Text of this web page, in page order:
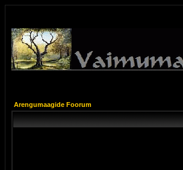
Arengumaagide Foorum